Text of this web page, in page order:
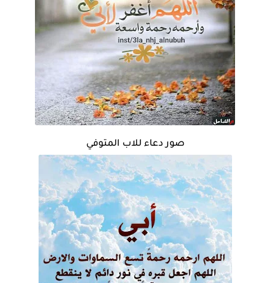
صور دعاء للاب المتوفي